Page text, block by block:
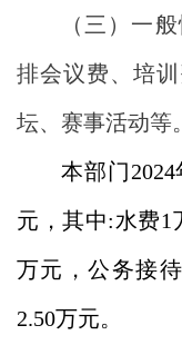
（ 三 ） 一
排会议费、培
坛、赛事活动等。
本部门2024
元，其中:水费1
万元 ，公务接
2.50万元。